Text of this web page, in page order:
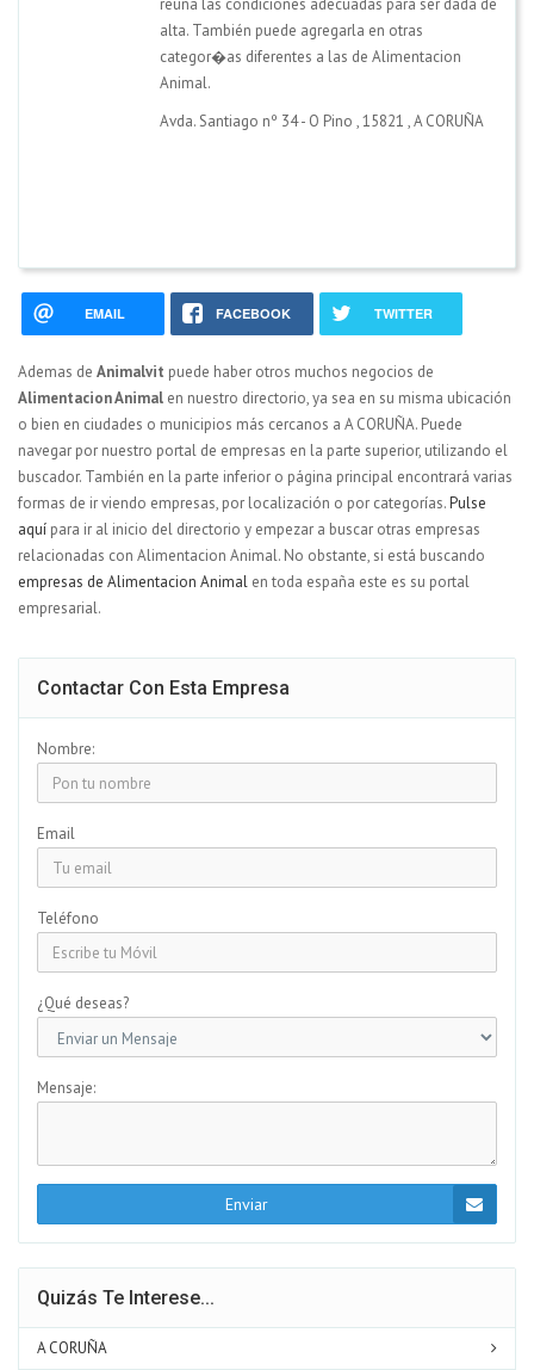
reuna las condiciones adecuadas para ser dada de
alta. También puede agregarla en otras
categor�as diferentes a las de Alimentacion
Animal.
Avda. Santiago nº 34 - O Pino ,15821 ,A CORUÑA
EMAIL FACEBOOK TWITTER
Ademas de Animalvit puede haber otros muchos negocios de
Alimentacion Animal en nuestro directorio, ya sea en su misma ubicación
o bien en ciudades o municipios más cercanos a A CORUÑA. Puede
navegar por nuestro portal de empresas en la parte superior, utilizando el
buscador. También en la parte inferior o página principal encontrará varias
formas de ir viendo empresas, por localización o por categorías.Pulse
aquí para ir al inicio del directorio y empezar a buscar otras empresas
relacionadas con Alimentacion Animal. No obstante, si está buscando
empresas de Alimentacion Animal en toda españa este es su portal
empresarial.
Contactar Con Esta Empresa
Nombre:
Email
Teléfono
¿Qué deseas?
Mensaje:
Enviar
Quizás Te Interese...
A CORUÑA